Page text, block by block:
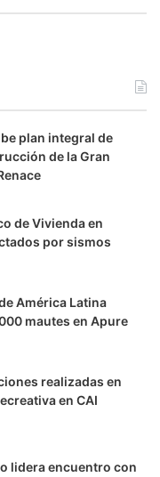
plan integral de
de la Gran
de Vivienda en
por sismos
América Latina
mautes en Apure
realizadas en
en CAI
lidera encuentro con